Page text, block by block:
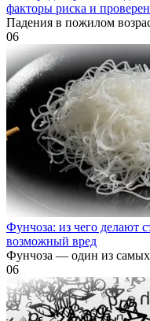
факторы риска и
Падения в пожилом
06
Фунчоза: из чего делают
возможный вред
Фунчоза — один из самых
06